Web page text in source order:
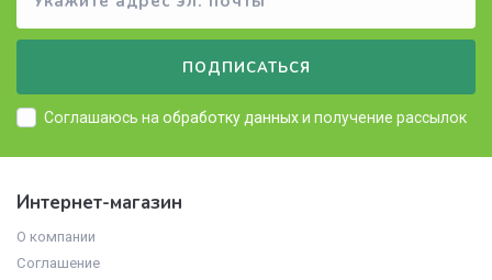
ПОДПИСАТЬСЯ
Соглашаюсь наобработку данныхи получение рассылок
Интернет-магазин
О компании
Соглашение